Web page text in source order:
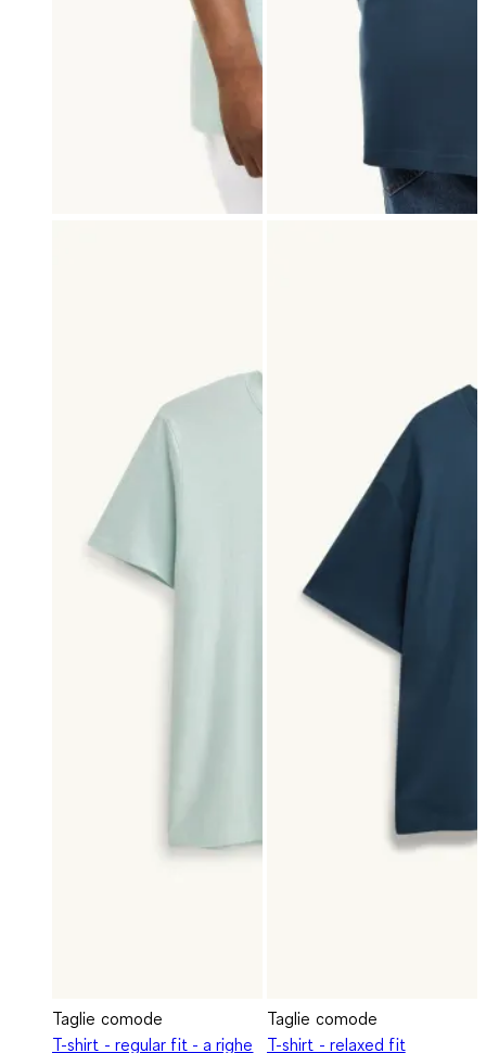
Taglie comode
T-shirt - regular fit - a righe
Taglie comode
T-shirt - relaxed fit